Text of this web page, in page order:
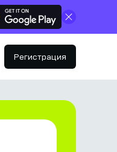
Закрыть
Регистрация